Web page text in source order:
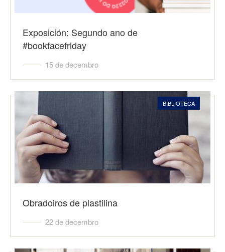
Exposición: Segundo ano de
#bookfacefriday
15 de decembro
BIBLIOTECA
Obradoiros de plastilina
22 de decembro